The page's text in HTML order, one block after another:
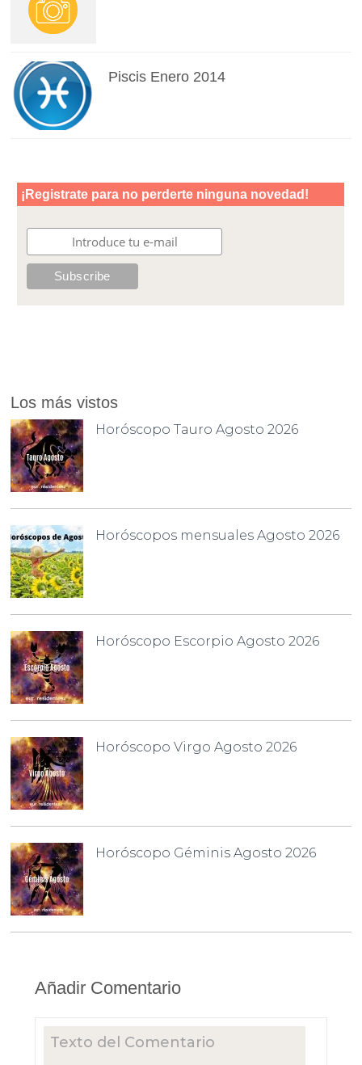
Piscis Enero 2014
Los más vistos
Horóscopo Tauro Agosto 2026
Horóscopos mensuales Agosto 2026
Horóscopo Escorpio Agosto 2026
Horóscopo Virgo Agosto 2026
Horóscopo Géminis Agosto 2026
Añadir Comentario